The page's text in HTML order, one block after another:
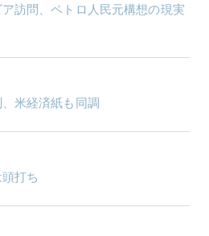
訪問、ペトロ人民元構想の現実
米経済紙も同調
打ち